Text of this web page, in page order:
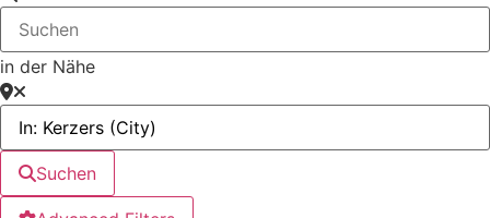
in der Nähe
Suchen